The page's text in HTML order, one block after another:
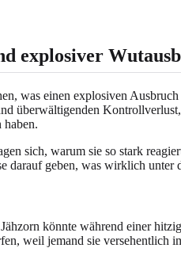
explosiver
was einen explosiven
überwältigenden
haben.
sich, warum sie so stark
darauf geben, was wirklich unter
könnte während einer
weil jemand sie versehentlich